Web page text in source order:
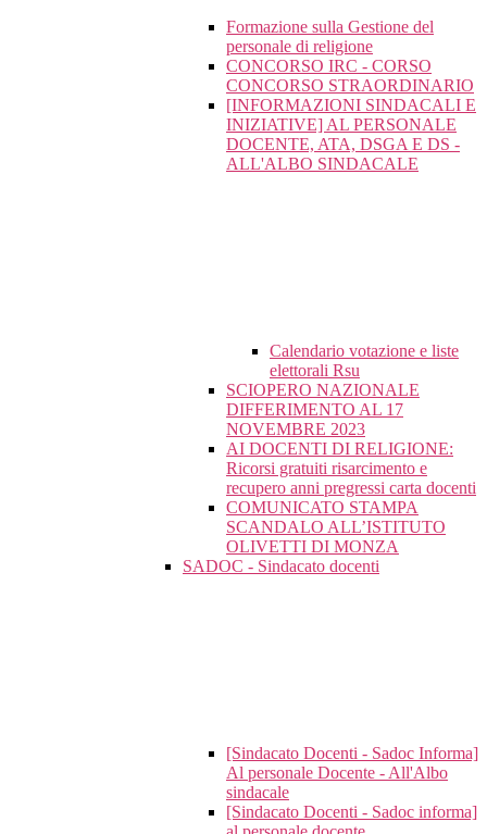
Formazione sulla Gestione del
personale di religione
CONCORSO IRC - CORSO
CONCORSO STRAORDINARIO
[INFORMAZIONI SINDACALI E
INIZIATIVE] AL PERSONALE
DOCENTE, ATA, DSGA E DS -
ALL'ALBO SINDACALE
Calendario votazione e liste
elettorali Rsu
SCIOPERO NAZIONALE
DIFFERIMENTO AL 17
NOVEMBRE 2023
AI DOCENTI DI RELIGIONE:
Ricorsi gratuiti risarcimento e
recupero anni pregressi carta docenti
COMUNICATO STAMPA
SCANDALO ALL’ISTITUTO
OLIVETTI DI MONZA
SADOC - Sindacato docenti
[Sindacato Docenti - Sadoc Informa]
Al personale Docente - All'Albo
sindacale
[Sindacato Docenti - Sadoc informa]